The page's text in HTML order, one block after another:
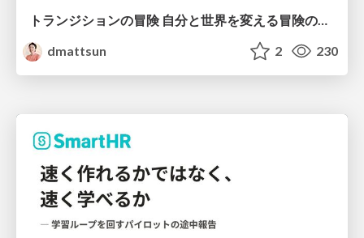
トランジションの冒険 自分と世界を変える冒険の書 / Transition Adventure
dmattsun
2 230